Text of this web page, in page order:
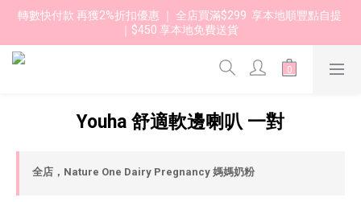
轉數快付款 再獲2%折扣優惠 ｜ 全店買滿$299  享本地順豐點自提
｜$450 享本地免費送貨
Youha 舒適軟邊喇叭 一對
全店，Nature One Dairy Pregnancy 媽媽奶粉